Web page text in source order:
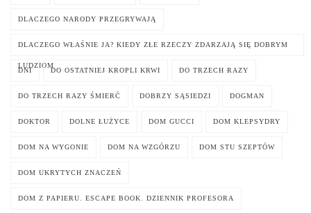
DLACZEGO NARODY PRZEGRYWAJĄ
DLACZEGO WŁAŚNIE JA? KIEDY ZŁE RZECZY ZDARZAJĄ SIĘ DOBRYM
LUDZIOM
DNI DO OSTATNIEJ KROPLI KRWI DO TRZECH RAZY
DO TRZECH RAZY ŚMIERĆ DOBRZY SĄSIEDZI DOGMAN
DOKTOR DOLNE ŁUŻYCE DOM GUCCI DOM KLEPSYDRY
DOM NA WYGONIE DOM NA WZGÓRZU DOM STU SZEPTÓW
DOM UKRYTYCH ZNACZEŃ
DOM Z PAPIERU. ESCAPE BOOK. DZIENNIK PROFESORA